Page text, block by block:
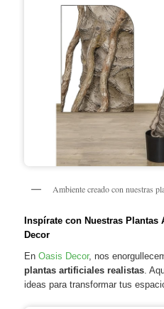
Ambiente creado con nuestras
Inspírate con Nuestras
Decor
EnOasis Decor, nos
plantas artificiales realistas.
ideas para transformar tus